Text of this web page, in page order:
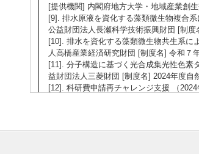
[提供機関] 内閣府地方大学・地域産業創
[9]. 排水原液を資化する藻類微生物複合
公益財団法人長瀬科学技術振興財団 [制
[10]. 排水を資化する藻類微生物共生系に
人高橋産業経済研究財団 [制度名] 令和７
[11]. 分子構造に基づく光合成集光性色素
益財団法人三菱財団 [制度名] 2024年度
[12]. 科研費申請再チャレンジ支援 （